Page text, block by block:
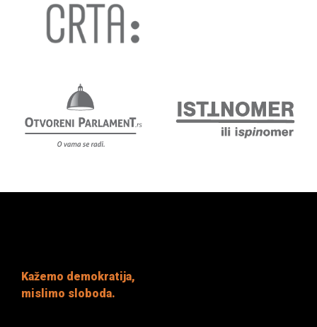
Kažemo demokratija,
mislimo sloboda.